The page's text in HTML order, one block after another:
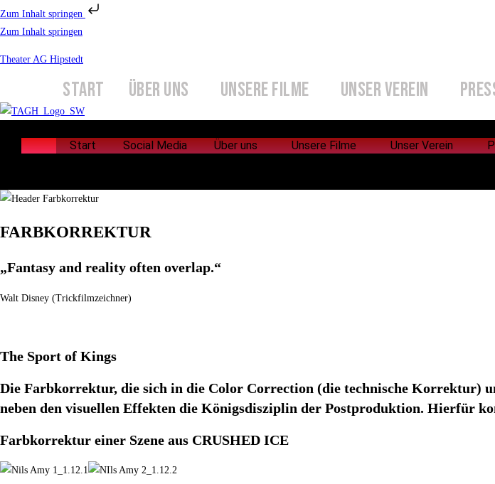
Zum Inhalt springen
Zum Inhalt springen
Theater AG Hipstedt
START ÜBER UNS UNSERE FILME UNSER VEREIN
Start Social Media Über uns Unsere Filme Unser Verein
FARBKORREKTUR
„Fantasy and reality often overlap.“
Walt Disney (Trickfilmzeichner)
The Sport of Kings
Die Farbkorrektur, die sich in die Color Correction (die technische Korrektur)
neben den visuellen Effekten die Königsdisziplin der Postproduktion. Hierfür
Farbkorrektur einer Szene aus CRUSHED ICE